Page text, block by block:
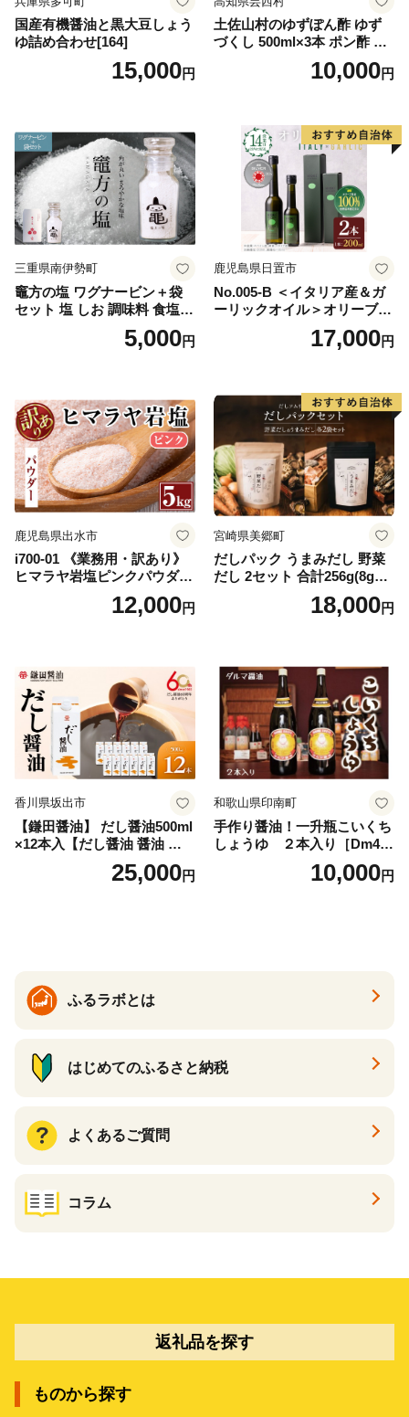
国産有機醤油と黒大豆しょう
ゆ詰め合わせ[164]
15,000円
土佐山村のゆずぽん酢 ゆず
づくし 500ml×3本 ポン酢 ポ
ンズ ゆず 柚子 調味料 さっぱ
り 美味しい おいしい 鍋 しゃ
10,000円
三重県南伊勢町
竈方の塩 ワグナービン＋袋
セット 塩 しお 調味料 食塩
天然 ミネラル 調味料 ソルト
salt 料理 味付 おにぎり 三重
5,000円
鹿児島県日置市
No.005-B ＜イタリア産＆ガ
ーリックオイル＞オリーブオ
イルセット(200ml×2本) 日置
市 特産品 調味料 油 エキスト
ブ】
17,000円
鹿児島県出水市
i700-01 《業務用・訳あり》
ヒマラヤ岩塩ピンクパウダー
タイプ(5kg) 岩塩 塩 調味料
しお 保存料不使用 天然 パウ
ティースマイル】
12,000円
宮崎県美郷町
だしパック うまみだし 野菜
だし 2セット 合計256g(8g×8
パック×2種×2セット) [岡田商
店 宮崎県 美郷町 31ac0069]
18,000円
香川県坂出市
【鎌田醤油】 だし醤油500ml
×12本入【だし醤油 醤油 人気
おすすめ 人気だし醤油 出汁
25,000円
和歌山県印南町
手作り醤油！一升瓶こいくち
しょうゆ ２本入り［Dm4］
｜手作り 醤油 和歌山県 印南
町 一升瓶 こいくちしょうゆ
10,000円
ふるラボとは
はじめてのふるさと納税
よくあるご質問
コラム
返礼品を探す
ものから探す